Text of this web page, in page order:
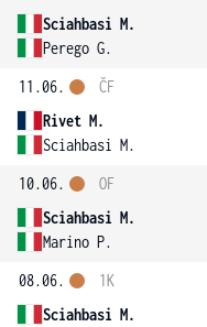
Sciahbasi M.
Perego G.
11.06.
Rivet M.
Sciahbasi M.
ČF
10.06.
Sciahbasi M.
Marino P.
OF
08.06.
Sciahbasi M.
1K